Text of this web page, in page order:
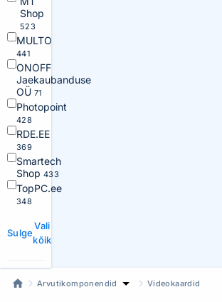
Shop
523
MULTO
441
ONOFF
Jaekaubanduse
OÜ 71
Photopoint
428
RDE.EE
369
Smartech
Shop 433
TopPC.ee
348
Sulge
Vali
kõik
Arvutikomponendid Videokaardid